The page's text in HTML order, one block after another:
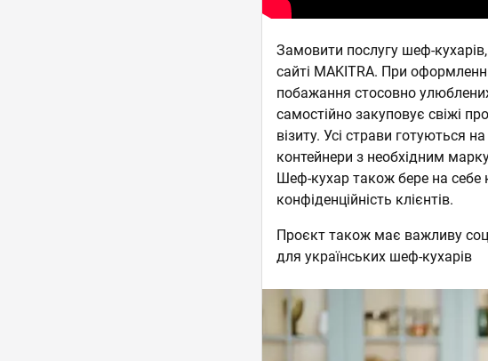
Замовити послугу шеф-
сайті MAKITRA. При
побажання стосовно
самостійно закуповує свіжі
візиту. Усі страви готуються
контейнери з необхідним
Шеф-кухар також бере на себе
конфіденційність клієнтів.
Проєкт також має важливу
для українських шеф-кухарів